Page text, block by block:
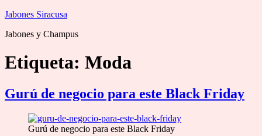
Saltar
contenido
Jabones Siracusa
Jabones y Champus
Etiqueta: Moda
Gurú de negocio para este Black Friday
Gurú de negocio para este Black Friday